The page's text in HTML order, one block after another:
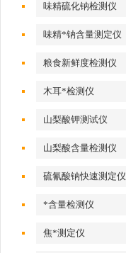
味精硫化钠检测仪
味精*钠含量测定仪
粮食新鲜度检测仪
木耳*检测仪
山梨酸钾测试仪
山梨酸含量检测仪
硫氰酸钠快速测定仪
*含量检测仪
焦*测定仪